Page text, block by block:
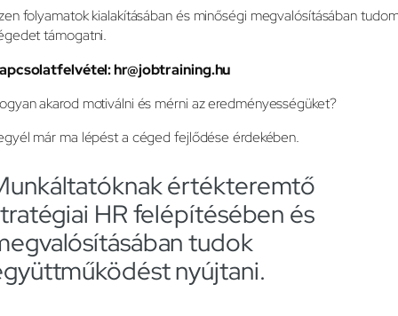
folyamatok kialakításában és minőségi megvalósításában
támogatni.
hr@jobtraining.hu
akarod motiválni és mérni az eredményességüket?
már ma lépést a céged fejlődése érdekében.
értékteremtő
HR felépítésében és
tudok
nyújtani.